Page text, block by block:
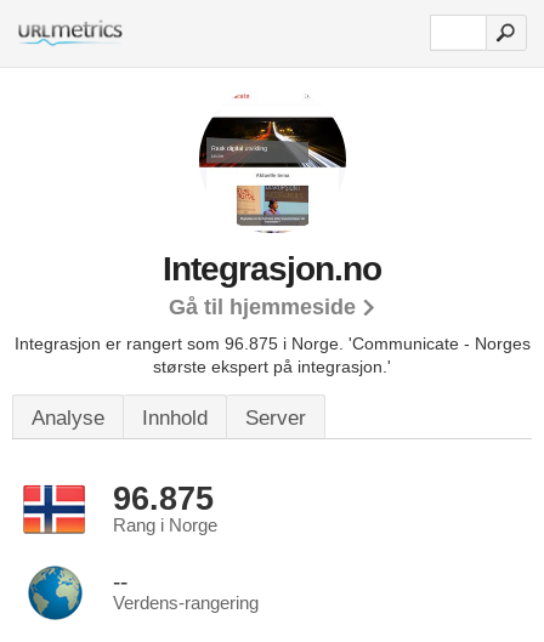
Integrasjon.no
Gå til hjemmeside
Integrasjon er rangert som 96.875 i Norge. 'Communicate - Norges
største ekspert på integrasjon.'
Analyse Innhold Server
96.875
Rang i Norge
--
Verdens-rangering